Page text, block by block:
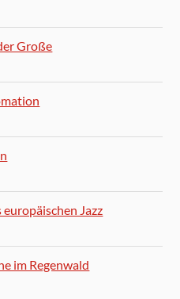
Große
Jazz
im Regenwald